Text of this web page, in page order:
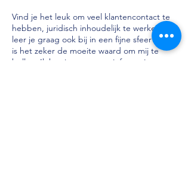
Vind je het leuk om veel klantencontact te
hebben, juridisch inhoudelijk te werken en
leer je graag ook bij in een fijne sfeer? Dan
is het zeker de moeite waard om mij te
bellen. Ik kan je nog meer informatie geven.